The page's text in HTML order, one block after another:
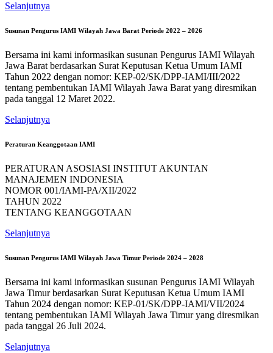
Selanjutnya
Susunan Pengurus IAMI Wilayah Jawa Barat Periode 2022 – 2026
Bersama ini kami informasikan susunan Pengurus IAMI Wilayah
Jawa Barat berdasarkan Surat Keputusan Ketua Umum IAMI
Tahun 2022 dengan nomor: KEP-02/SK/DPP-IAMI/III/2022
tentang pembentukan IAMI Wilayah Jawa Barat yang diresmikan
pada tanggal 12 Maret 2022.
Selanjutnya
Peraturan Keanggotaan IAMI
PERATURAN ASOSIASI INSTITUT AKUNTAN
MANAJEMEN INDONESIA
NOMOR 001/IAMI-PA/XII/2022
TAHUN 2022
TENTANG KEANGGOTAAN
Selanjutnya
Susunan Pengurus IAMI Wilayah Jawa Timur Periode 2024 – 2028
Bersama ini kami informasikan susunan Pengurus IAMI Wilayah
Jawa Timur berdasarkan Surat Keputusan Ketua Umum IAMI
Tahun 2024 dengan nomor: KEP-01/SK/DPP-IAMI/VII/2024
tentang pembentukan IAMI Wilayah Jawa Timur yang diresmikan
pada tanggal 26 Juli 2024.
Selanjutnya